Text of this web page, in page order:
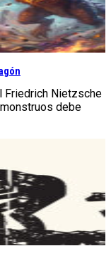
Friedrich Nietzsche
debe